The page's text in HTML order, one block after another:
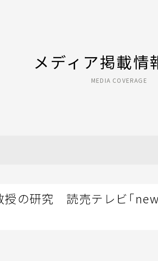
メディア掲載情
MEDIA COVERAGE
の研究 読売テレビ「